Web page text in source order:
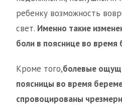
ребенку возможность
свет. Именно такие
боли в пояснице во время
Кроме того,болевые
поясницы во время
спровоцированы